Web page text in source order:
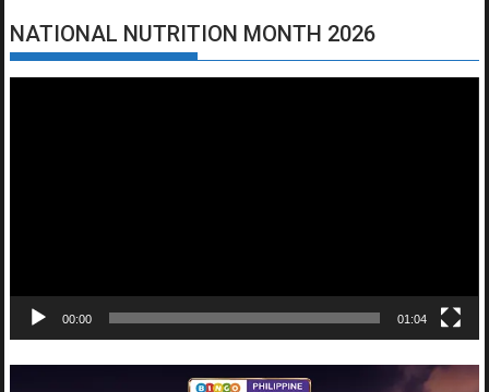
NATIONAL NUTRITION MONTH 2026
00:00 01:04